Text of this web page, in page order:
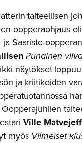
taiteellisen
oopperaohjaus
Saaristo-
Punainen viiva
näytökset
ja kriitikoiden
Ville
myös Viimeiset